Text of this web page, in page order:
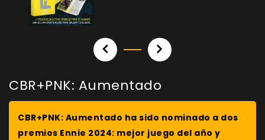
CBR+PNK: Aumentado
CBR+PNK: Aumentado ha sido nominado a dos
premios Ennie 2024: mejor juego del año y